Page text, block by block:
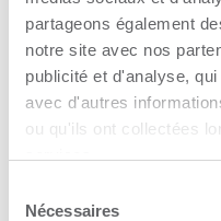
partageons également
notre site avec nos
publicité et d'analyse,
avec d'autres
ou qu'ils ont collectées
Nécessaires